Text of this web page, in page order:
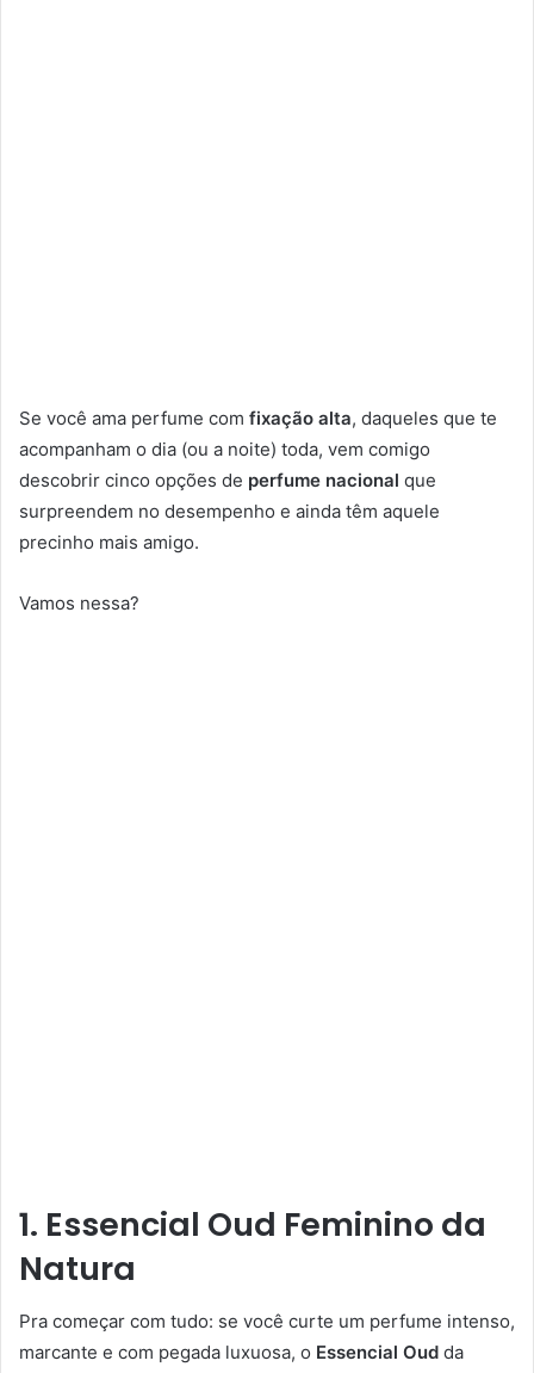
Se você ama perfume com fixação alta, daqueles que te
acompanham o dia (ou a noite) toda, vem comigo
descobrir cinco opções de perfume nacional que
surpreendem no desempenho e ainda têm aquele
precinho mais amigo.
Vamos nessa?
1. Essencial Oud Feminino da
Natura
Pra começar com tudo: se você curte um perfume intenso,
marcante e com pegada luxuosa, o Essencial Oud da